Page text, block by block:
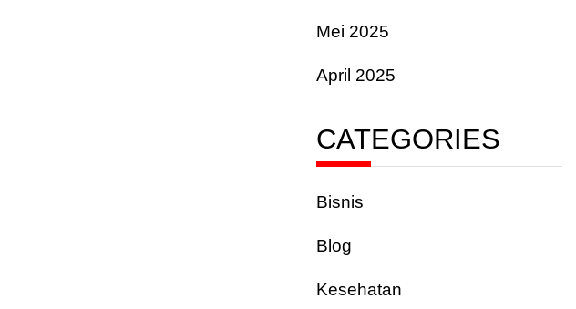
Mei 2025
April 2025
CATEGORIES
Bisnis
Blog
Kesehatan